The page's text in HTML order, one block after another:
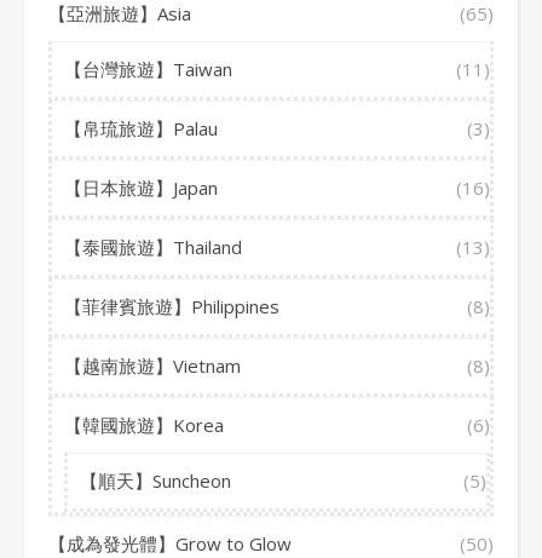
【亞洲旅遊】Asia (65)
【台灣旅遊】Taiwan (11)
【帛琉旅遊】Palau (3)
【日本旅遊】Japan (16)
【泰國旅遊】Thailand (13)
【菲律賓旅遊】Philippines (8)
【越南旅遊】Vietnam (8)
【韓國旅遊】Korea (6)
【順天】Suncheon (5)
【成為發光體】Grow to Glow (50)